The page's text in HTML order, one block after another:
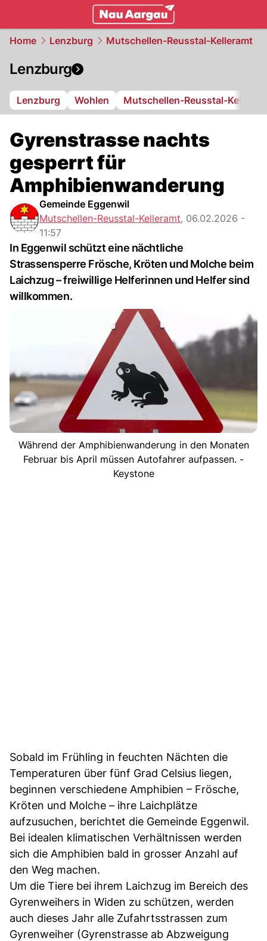
Home Lenzburg Mutschellen-Reusstal-Kelleramt
Lenzburg
Lenzburg Wohlen Mutschellen-Reusstal-
Gyrenstrasse nachts
gesperrt für
Amphibienwanderung
Gemeinde Eggenwil
Mutschellen-Reusstal-Kelleramt, 06.02.2026 -
11:57
In Eggenwil schützt eine nächtliche
Strassensperre Frösche, Kröten und Molche beim
Laichzug – freiwillige Helferinnen und Helfer sind
willkommen.
Während der Amphibienwanderung in den Monaten
Februar bis April müssen Autofahrer aufpassen. -
Keystone
Sobald im Frühling in feuchten Nächten die
Temperaturen über fünf Grad Celsius liegen,
beginnen verschiedene Amphibien – Frösche,
Kröten und Molche – ihre Laichplätze
aufzusuchen, berichtet die Gemeinde Eggenwil.
Bei idealen klimatischen Verhältnissen werden
sich die Amphibien bald in grosser Anzahl auf
den Weg machen.
Um die Tiere bei ihrem Laichzug im Bereich des
Gyrenweihers in Widen zu schützen, werden
auch dieses Jahr alle Zufahrtsstrassen zum
Gyrenweiher (Gyrenstrasse ab Abzweigung